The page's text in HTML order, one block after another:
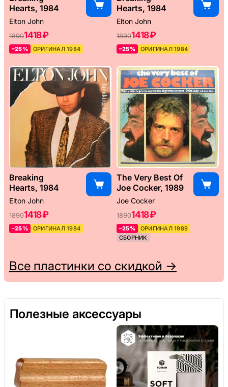
Hearts, 1984
Elton John
18901418 ₽
–25% ОРИГИНАЛ 1984
Hearts, 1984
Elton John
18901418 ₽
–25% ОРИГИНАЛ 1984
Breaking
Hearts, 1984
Elton John
18901418 ₽
–25% ОРИГИНАЛ 1984
The Very Best Of
Joe Cocker, 1989
Joe Cocker
18901418 ₽
–25%
ОРИГИНАЛ 1989
СБОРНИК
Все пластинки со скидкой →
Полезные аксессуары